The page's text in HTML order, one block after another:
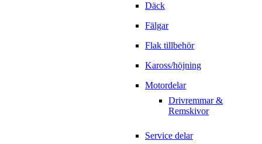
Däck
Fälgar
Flak tillbehör
Kaross/höjning
Motordelar
Drivremmar &
Remskivor
Service delar